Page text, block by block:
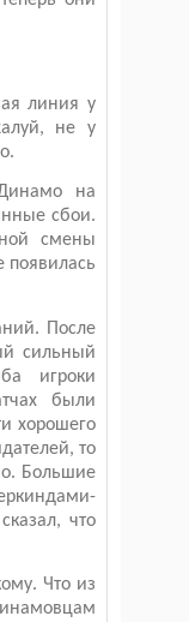
линия у
не у
на
сбои.
смены
появилась
После
сильный
игроки
были
хорошего
то
Большие
что
Что из